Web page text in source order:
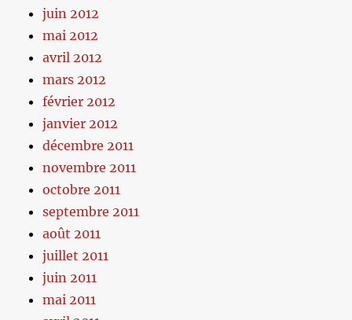
juin 2012
mai 2012
avril 2012
mars 2012
février 2012
janvier 2012
décembre 2011
novembre 2011
octobre 2011
septembre 2011
août 2011
juillet 2011
juin 2011
mai 2011